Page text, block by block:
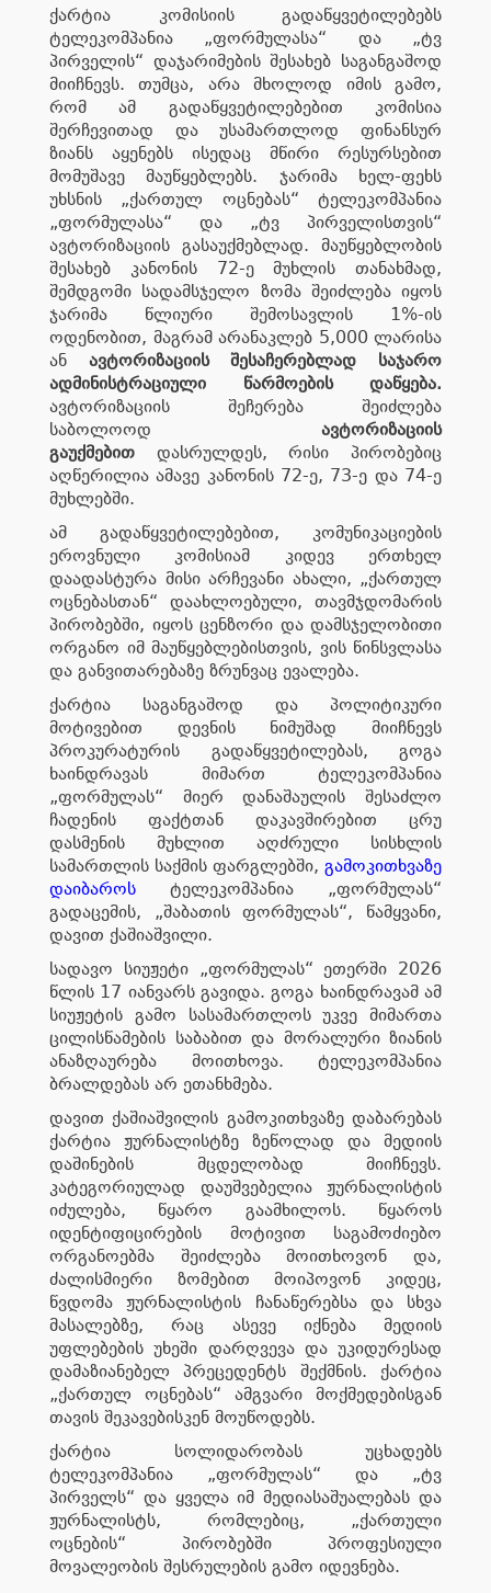
ქარტია კომისიის გადაწყვეტილებებს
ტელეკომპანია „ფორმულასა“ და „ტვ
პირველის“ დაჯარიმების შესახებ საგანგაშოდ
მიიჩნევს. თუმცა, არა მხოლოდ იმის გამო,
რომ ამ გადაწყვეტილებებით კომისია
შერჩევითად და უსამართლოდ ფინანსურ
ზიანს აყენებს ისედაც მწირი რესურსებით
მომუშავე მაუწყებლებს. ჯარიმა ხელ-ფეხს
უხსნის „ქართულ ოცნებას“ ტელეკომპანია
„ფორმულასა“ და „ტვ პირველისთვის“
ავტორიზაციის გასაუქმებლად. მაუწყებლობის
შესახებ კანონის 72-ე მუხლის თანახმად,
შემდგომი სადამსჯელო ზომა შეიძლება იყოს
ჯარიმა წლიური შემოსავლის 1%-ის
ოდენობით, მაგრამ არანაკლებ 5,000 ლარისა
ან ავტორიზაციის შესაჩერებლად საჯარო
ადმინისტრაციული წარმოების დაწყება.
ავტორიზაციის შეჩერება შეიძლება
საბოლოოდ ავტორიზაციის
გაუქმებით დასრულდეს, რისი პირობებიც
აღწერილია ამავე კანონის 72-ე, 73-ე და 74-ე
მუხლებში.
ამ გადაწყვეტილებებით, კომუნიკაციების
ეროვნული კომისიამ კიდევ ერთხელ
დაადასტურა მისი არჩევანი ახალი, „ქართულ
ოცნებასთან“ დაახლოებული, თავმჯდომარის
პირობებში, იყოს ცენზორი და დამსჯელობითი
ორგანო იმ მაუწყებლებისთვის, ვის წინსვლასა
და განვითარებაზე ზრუნვაც ევალება.
ქარტია საგანგაშოდ და პოლიტიკური
მოტივებით დევნის ნიმუშად მიიჩნევს
პროკურატურის გადაწყვეტილებას, გოგა
ხაინდრავას მიმართ ტელეკომპანია
„ფორმულას“ მიერ დანაშაულის შესაძლო
ჩადენის ფაქტთან დაკავშირებით ცრუ
დასმენის მუხლით აღძრული სისხლის
სამართლის საქმის ფარგლებში, გამოკითხვაზე
დაიბაროს ტელეკომპანია „ფორმულას“
გადაცემის, „შაბათის ფორმულას“, წამყვანი,
დავით ქაშიაშვილი.
სადავო სიუჟეტი „ფორმულას“ ეთერში 2026
წლის 17 იანვარს გავიდა. გოგა ხაინდრავამ ამ
სიუჟეტის გამო სასამართლოს უკვე მიმართა
ცილისწამების საბაბით და მორალური ზიანის
ანაზღაურება მოითხოვა. ტელეკომპანია
ბრალდებას არ ეთანხმება.
დავით ქაშიაშვილის გამოკითხვაზე დაბარებას
ქარტია ჟურნალისტზე ზეწოლად და მედიის
დაშინების მცდელობად მიიჩნევს.
კატეგორიულად დაუშვებელია ჟურნალისტის
იძულება, წყარო გაამხილოს. წყაროს
იდენტიფიცირების მოტივით საგამოძიებო
ორგანოებმა შეიძლება მოითხოვონ და,
ძალისმიერი ზომებით მოიპოვონ კიდეც,
წვდომა ჟურნალისტის ჩანაწერებსა და სხვა
მასალებზე, რაც ასევე იქნება მედიის
უფლებების უხეში დარღვევა და უკიდურესად
დამაზიანებელ პრეცედენტს შექმნის. ქარტია
„ქართულ ოცნებას“ ამგვარი მოქმედებისგან
თავის შეკავებისკენ მოუწოდებს.
ქარტია სოლიდარობას უცხადებს
ტელეკომპანია „ფორმულას“ და „ტვ
პირველს“ და ყველა იმ მედიასაშუალებას და
ჟურნალისტს, რომლებიც, „ქართული
ოცნების“ პირობებში პროფესიული
მოვალეობის შესრულების გამო იდევნება.